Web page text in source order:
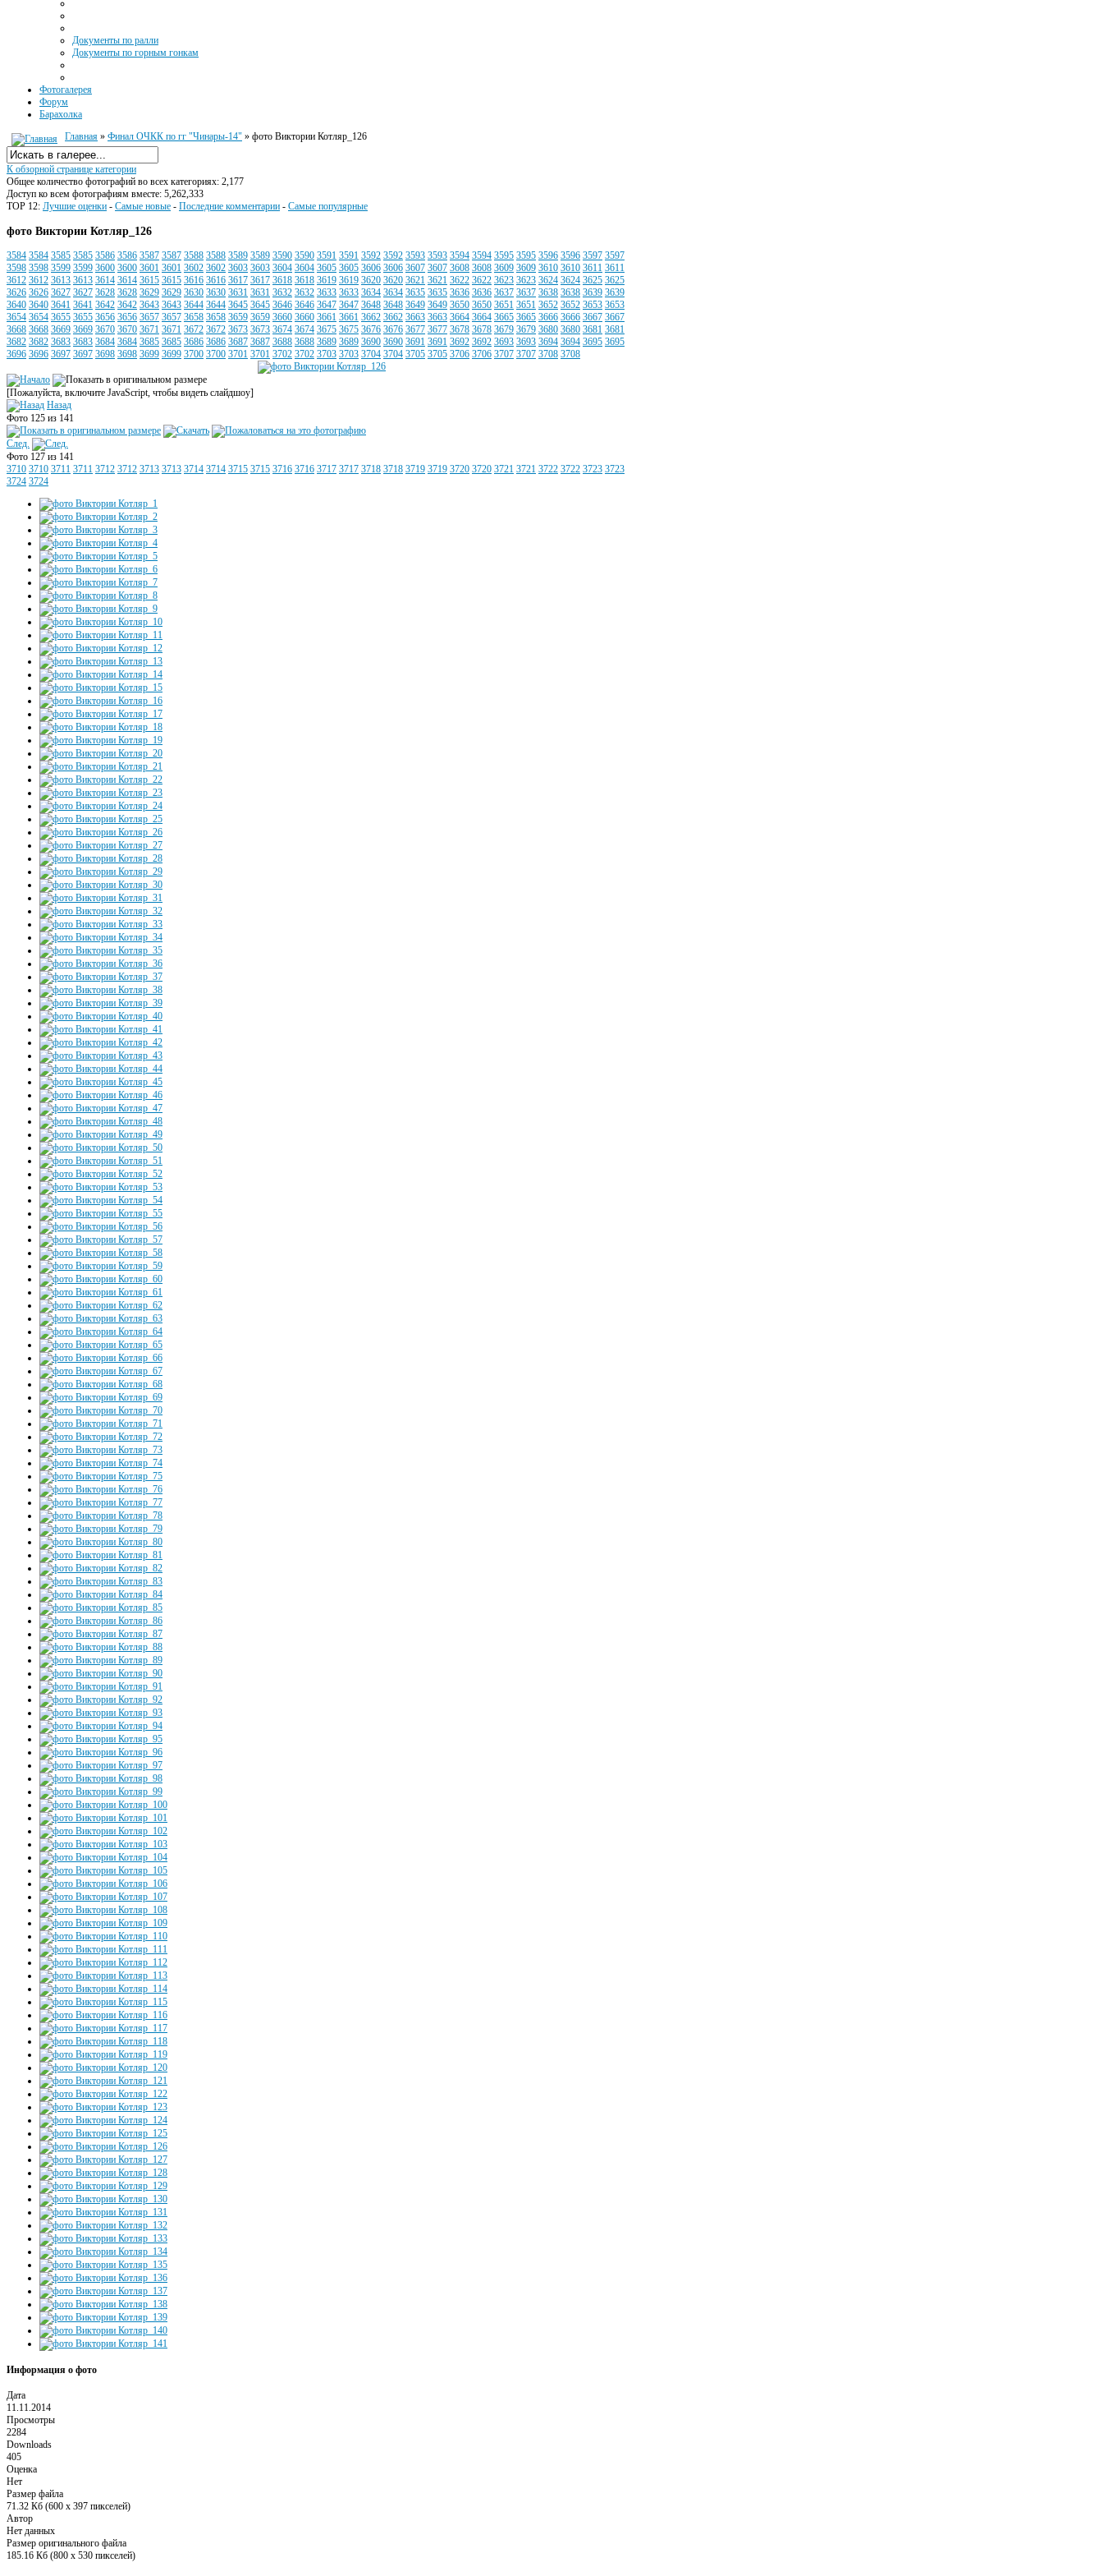
Документы по ралли
Документы по горным гонкам
Фотогалерея
Форум
Барахолка
Главная » Финал ОЧКК по гг "Чинары-14" » фото Виктории Котляр_126
К обзорной странице категории
Общее количество фотографий во всех категориях: 2,177
Доступ ко всем фотографиям вместе: 5,262,333
TOP 12: Лучшие оценки - Самые новые - Последние комментарии - Самые популярные
фото Виктории Котляр_126
3584 3584 3585 3585 3586 3586 3587 3587 3588 3588 3589 3589 3590 3590 3591 3591 3592 3592 3593 3593 3594 3594 3595 3595 3596 3596 3597 3597
3598 3598 3599 3599 3600 3600 3601 3601 3602 3602 3603 3603 3604 3604 3605 3605 3606 3606 3607 3607 3608 3608 3609 3609 3610 3610 3611 3611
3612 3612 3613 3613 3614 3614 3615 3615 3616 3616 3617 3617 3618 3618 3619 3619 3620 3620 3621 3621 3622 3622 3623 3623 3624 3624 3625 3625
3626 3626 3627 3627 3628 3628 3629 3629 3630 3630 3631 3631 3632 3632 3633 3633 3634 3634 3635 3635 3636 3636 3637 3637 3638 3638 3639 3639
3640 3640 3641 3641 3642 3642 3643 3643 3644 3644 3645 3645 3646 3646 3647 3647 3648 3648 3649 3649 3650 3650 3651 3651 3652 3652 3653 3653
3654 3654 3655 3655 3656 3656 3657 3657 3658 3658 3659 3659 3660 3660 3661 3661 3662 3662 3663 3663 3664 3664 3665 3665 3666 3666 3667 3667
3668 3668 3669 3669 3670 3670 3671 3671 3672 3672 3673 3673 3674 3674 3675 3675 3676 3676 3677 3677 3678 3678 3679 3679 3680 3680 3681 3681
3682 3682 3683 3683 3684 3684 3685 3685 3686 3686 3687 3687 3688 3688 3689 3689 3690 3690 3691 3691 3692 3692 3693 3693 3694 3694 3695 3695
3696 3696 3697 3697 3698 3698 3699 3699 3700 3700 3701 3701 3702 3702 3703 3703 3704 3704 3705 3705 3706 3706 3707 3707 3708 3708
[Пожалуйста, включите JavaScript, чтобы видеть слайдшоу]
Назад
Фото 125 из 141
След.
Фото 127 из 141
3710 3710 3711 3711 3712 3712 3713 3713 3714 3714 3715 3715 3716 3716 3717 3717 3718 3718 3719 3719 3720 3720 3721 3721 3722 3722 3723 3723
3724 3724
Информация о фото
Дата
11.11.2014
Просмотры
2284
Downloads
405
Оценка
Нет
Размер файла
71.32 Кб (600 x 397 пикселей)
Автор
Нет данных
Размер оригинального файла
185.16 Кб (800 x 530 пикселей)